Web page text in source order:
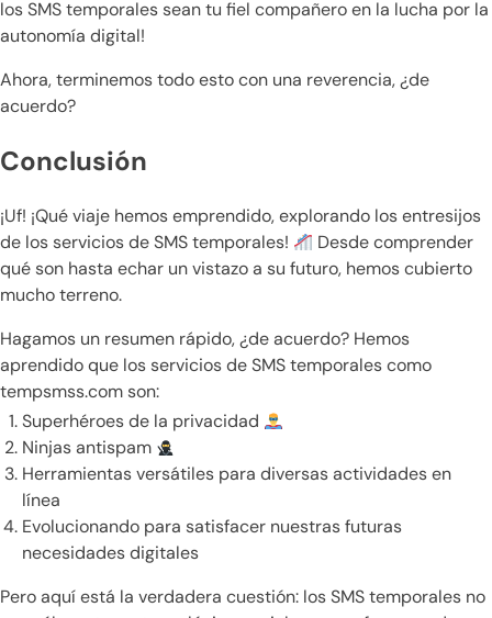
los SMS temporales sean tu fiel compañero en la lucha por la
autonomía digital!
Ahora, terminemos todo esto con una reverencia, ¿de
acuerdo?
Conclusión
¡Uf! ¡Qué viaje hemos emprendido, explorando los entresijos
de los servicios de SMS temporales!
Desde comprender
qué son hasta echar un vistazo a su futuro, hemos cubierto
mucho terreno.
Hagamos un resumen rápido, ¿de acuerdo? Hemos
aprendido que los servicios de SMS temporales como
tempsmss.com son:
Superhéroes de la privacidad
Ninjas antispam
Herramientas versátiles para diversas actividades en
línea
Evolucionando para satisfacer nuestras futuras
necesidades digitales
Pero aquí está la verdadera cuestión: los SMS temporales no